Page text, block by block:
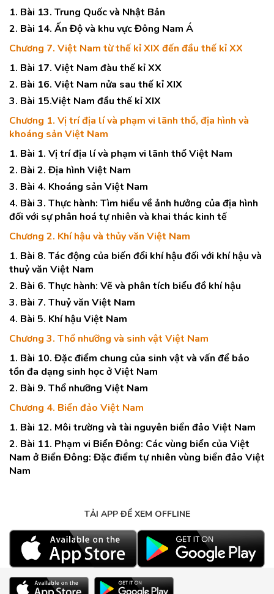
1. Bài 13. Trung Quốc và Nhật Bản
2. Bài 14. Ấn Độ và khu vực Đông Nam Á
Chương 7. Việt Nam từ thế kỉ XIX đến đầu thế kỉ XX
1. Bài 17. Việt Nam đàu thế kỉ XX
2. Bài 16. Việt Nam nửa sau thế kỉ XIX
3. Bài 15.Việt Nam đầu thế kỉ XIX
Chương 1. Vị trí địa lí và phạm vi lãnh thổ, địa hình và
khoáng sản Việt Nam
1. Bài 1. Vị trí địa lí và phạm vi lãnh thổ Việt Nam
2. Bài 2. Địa hình Việt Nam
3. Bài 4. Khoáng sản Việt Nam
4. Bài 3. Thực hành: Tìm hiểu về ảnh hưởng của địa hình
đối với sự phân hoá tự nhiên và khai thác kinh tế
Chương 2. Khí hậu và thủy văn Việt Nam
1. Bài 8. Tác động của biến đổi khí hậu đối với khí hậu và
thuỷ văn Việt Nam
2. Bài 6. Thực hành: Vẽ và phân tích biểu đồ khí hậu
3. Bài 7. Thuỷ văn Việt Nam
4. Bài 5. Khí hậu Việt Nam
Chương 3. Thổ nhưỡng và sinh vật Việt Nam
1. Bài 10. Đặc điểm chung của sinh vật và vấn để bảo
tồn đa dạng sinh học ở Việt Nam
2. Bài 9. Thổ nhưỡng Việt Nam
Chương 4. Biển đảo Việt Nam
1. Bài 12. Môi trường và tài nguyên biển đảo Việt Nam
2. Bài 11. Phạm vi Biển Đông: Các vùng biển của Việt
Nam ở Biển Đông: Đặc điểm tự nhiên vùng biển đảo Việt
Nam
TẢI APP ĐỂ XEM OFFLINE